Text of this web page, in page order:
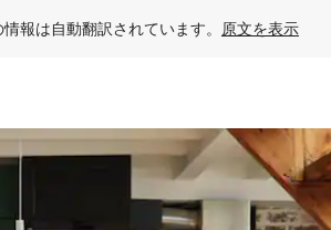
報は自動翻訳されています。 原文を表示